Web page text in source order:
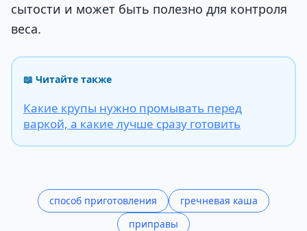
сытости и может быть полезно для контроля
веса.
📖 Читайте также
Какие крупы нужно промывать перед
варкой, а какие лучше сразу готовить
способ приготовления
гречневая каша
приправы